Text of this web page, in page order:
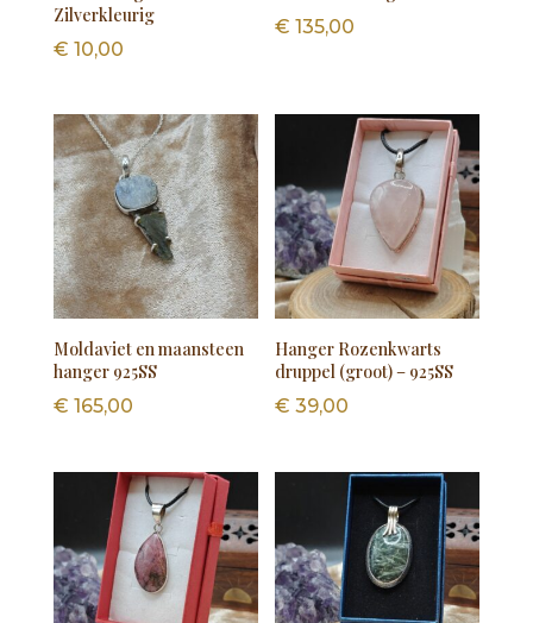
Zilverkleurig
€ 10,00
€ 135,00
Moldaviet en maansteen
hanger 925SS
€ 165,00
Hanger Rozenkwarts
druppel (groot) – 925SS
€ 39,00